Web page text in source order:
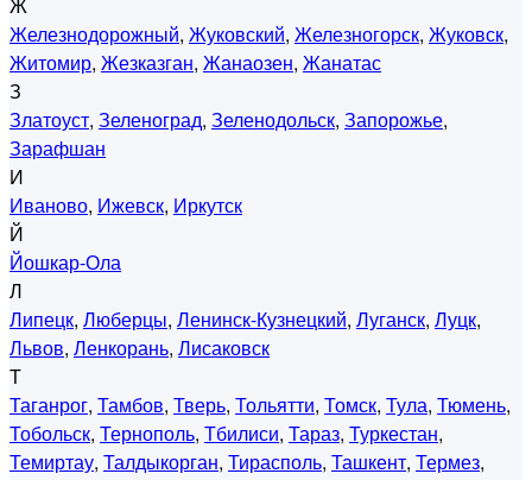
Железнодорожный, Жуковский, Железногорск, Жуковск,
Житомир, Жезказган, Жанаозен, Жанатас
З
Златоуст, Зеленоград, Зеленодольск, Запорожье,
Зарафшан
И
Иваново, Ижевск, Иркутск
Й
Йошкар-Ола
Л
Липецк, Люберцы, Ленинск-Кузнецкий, Луганск, Луцк,
Львов, Ленкорань, Лисаковск
Т
Таганрог, Тамбов, Тверь, Тольятти, Томск, Тула, Тюмень,
Тобольск, Тернополь, Тбилиси, Тараз, Туркестан,
Темиртау, Талдыкорган, Тирасполь, Ташкент, Термез,